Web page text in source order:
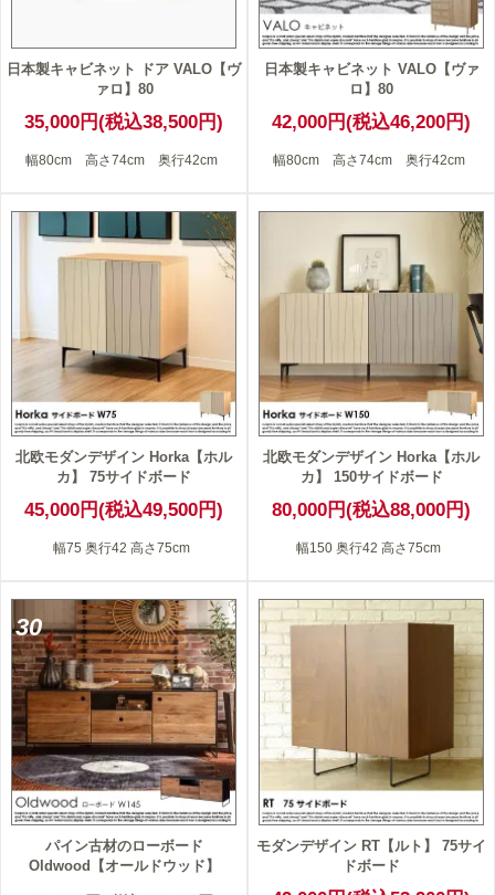
日本製キャビネット ドア VALO【ヴ
ァロ】80
35,000円(税込38,500円)
幅80cm 高さ74cm 奥行42cm
日本製キャビネット VALO【ヴァ
ロ】80
42,000円(税込46,200円)
幅80cm 高さ74cm 奥行42cm
北欧モダンデザイン Horka【ホル
カ】 75サイドボード
45,000円(税込49,500円)
幅75 奥行42 高さ75cm
北欧モダンデザイン Horka【ホル
カ】 150サイドボード
80,000円(税込88,000円)
幅150 奥行42 高さ75cm
30
パイン古材のローボード
Oldwood【オールドウッド】
モダンデザイン RT【ルト】 75サイ
ドボード